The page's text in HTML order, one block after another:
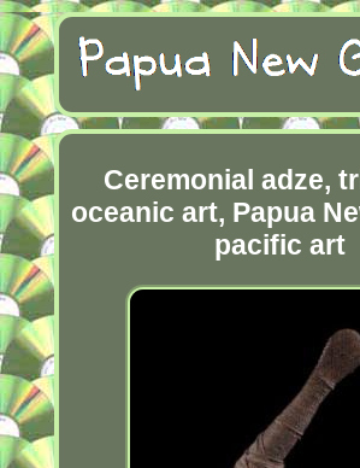
Ceremonial adze,
oceanic art, Papua
pacific art